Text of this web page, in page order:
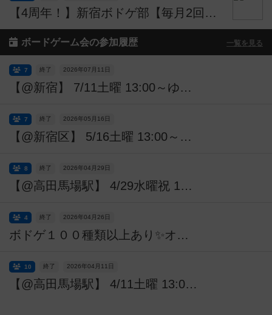
【4周年！】新宿ボドゲ部【毎月2回！週末にイベントやってます】
ボードゲーム会の参加履歴 一覧を見る
【@新宿】 7/11土曜 13:00～ゆるボードゲーム会【誰でも歓迎！】
終了 2026年07月11日
7
【@新宿区】 5/16土曜 13:00～ゆるボードゲーム会【誰でも歓迎！】
終了 2026年05月16日
7
【@高田馬場駅】 4/29水曜祝 13:00～ゆるボードゲーム会【誰でも歓迎！】
終了 2026年04月29日
8
ボドゲ１００種類以上あり✨オタク無双カンパニーによるボードゲーム会✨【初心者も大歓迎】参加費無料！ソロ参加OK！女性一人参加OK！途中参加＆途中退場OK！4月26日13時～18時＠渋谷／神泉
終了 2026年04月26日
4
【@高田馬場駅】 4/11土曜 13:00～ゆるボードゲーム会【誰でも歓迎！】
終了 2026年04月11日
10